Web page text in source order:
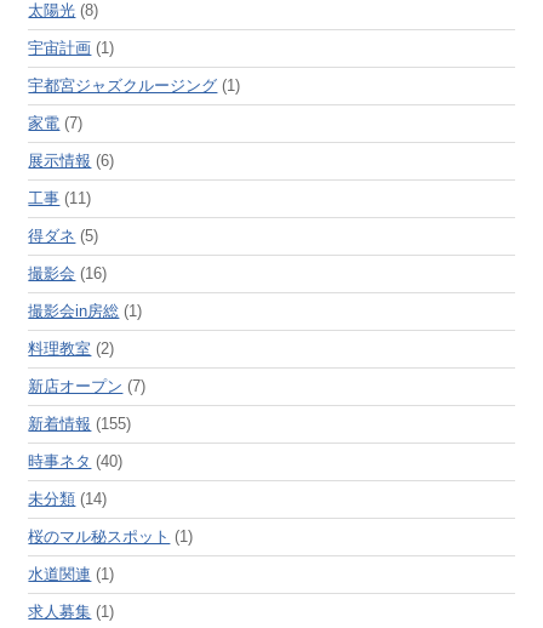
太陽光 (8)
宇宙計画 (1)
宇都宮ジャズクルージング (1)
家電 (7)
展示情報 (6)
工事 (11)
得ダネ (5)
撮影会 (16)
撮影会in房総 (1)
料理教室 (2)
新店オープン (7)
新着情報 (155)
時事ネタ (40)
未分類 (14)
桜のマル秘スポット (1)
水道関連 (1)
求人募集 (1)